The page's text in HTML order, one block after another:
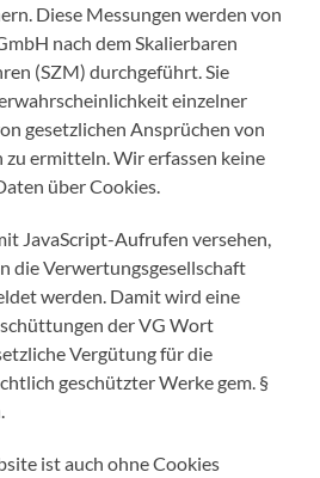
Diese Messungen werden von
nach dem Skalierbaren
(SZM) durchgeführt. Sie
einzelner
gesetzlichen Ansprüchen von
ermitteln. Wir erfassen keine
über Cookies.
JavaScript-Aufrufen versehen,
die Verwertungsgesellschaft
werden. Damit wird eine
der VG Wort
Vergütung für die
geschützter Werke gem. §
ist auch ohne Cookies